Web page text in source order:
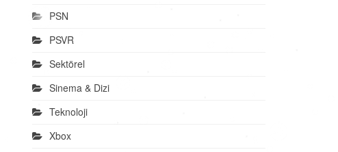
PSN
PSVR
Sektörel
Sinema & Dizi
Teknoloji
Xbox